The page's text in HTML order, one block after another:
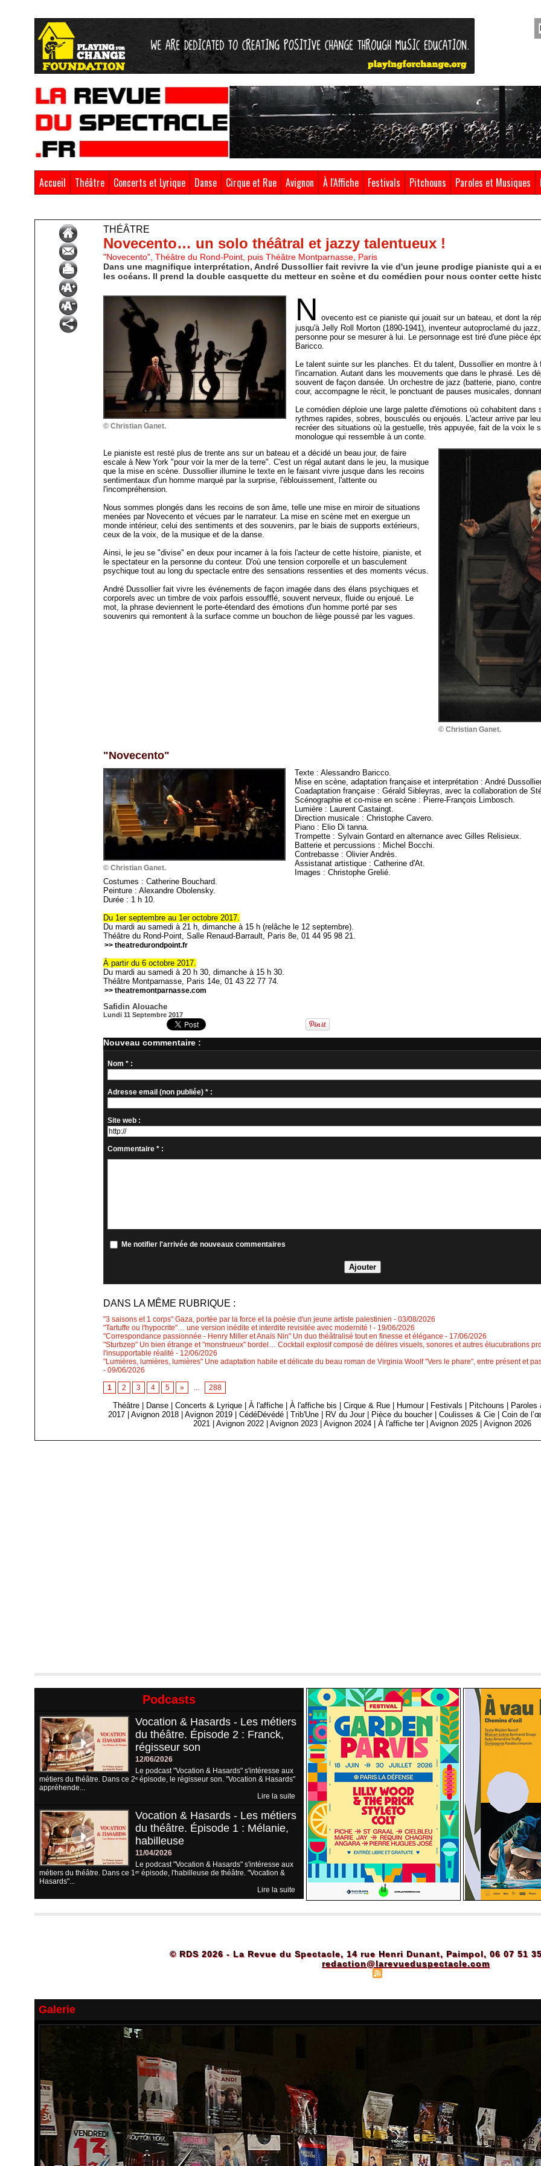
Accueil Théâtre Concerts et Lyrique Danse Cirque et Rue Avignon À l'Affiche Festivals Pitchouns Paroles et Musiques
THÉÂTRE
Novecento… un solo théâtral et jazzy talentueux !
"Novecento", Théâtre du Rond-Point, puis Théâtre Montparnasse, Paris
Dans une magnifique interprétation, André Dussollier fait revivre la vie d'un jeune prodige pianiste qui a
les océans. Il prend la double casquette du metteur en scène et du comédien pour nous conter cette
© Christian Ganet.
N
ovecento est ce pianiste qui jouait sur un bateau, et dont la
jusqu'à Jelly Roll Morton (1890-1941), inventeur autoproclamé du
personne pour se mesurer à lui. Le personnage est tiré d'une pièce
Baricco.
Le talent suinte sur les planches. Et du talent, Dussollier en montre
l'incarnation. Autant dans les mouvements que dans le phrasé. Les
souvent de façon dansée. Un orchestre de jazz (batterie, piano,
cour, accompagne le récit, le ponctuant de pauses musicales,
Le comédien déploie une large palette d'émotions où cohabitent dans
rythmes rapides, sobres, bousculés ou enjoués. L'acteur arrive par
recréer des situations où la gestuelle, très appuyée, fait de la voix le
monologue qui ressemble à un conte.
© Christian Ganet.
Le pianiste est resté plus de trente ans sur un bateau et a décidé un beau jour, de faire
escale à New York "pour voir la mer de la terre". C'est un régal autant dans le jeu, la musique
que la mise en scène. Dussollier illumine le texte en le faisant vivre jusque dans les recoins
sentimentaux d'un homme marqué par la surprise, l'éblouissement, l'attente ou
l'incompréhension.
Nous sommes plongés dans les recoins de son âme, telle une mise en miroir de situations
menées par Novecento et vécues par le narrateur. La mise en scène met en exergue un
monde intérieur, celui des sentiments et des souvenirs, par le biais de supports extérieurs,
ceux de la voix, de la musique et de la danse.
Ainsi, le jeu se "divise" en deux pour incarner à la fois l'acteur de cette histoire, pianiste, et
le spectateur en la personne du conteur. D'où une tension corporelle et un basculement
psychique tout au long du spectacle entre des sensations ressenties et des moments vécus.
André Dussollier fait vivre les événements de façon imagée dans des élans psychiques et
corporels avec un timbre de voix parfois essoufflé, souvent nerveux, fluide ou enjoué. Le
mot, la phrase deviennent le porte-étendard des émotions d'un homme porté par ses
souvenirs qui remontent à la surface comme un bouchon de liège poussé par les vagues.
"Novecento"
© Christian Ganet.
Texte : Alessandro Baricco.
Mise en scène, adaptation française et interprétation : André
Coadaptation française : Gérald Sibleyras, avec la collaboration de
Scénographie et co-mise en scène : Pierre-François Limbosch.
Lumière : Laurent Castaingt.
Direction musicale : Christophe Cavero.
Piano : Elio Di tanna.
Trompette : Sylvain Gontard en alternance avec Gilles Relisieux.
Batterie et percussions : Michel Bocchi.
Contrebasse : Olivier Andrès.
Assistanat artistique : Catherine d'At.
Images : Christophe Grelié.
Costumes : Catherine Bouchard.
Peinture : Alexandre Obolensky.
Durée : 1 h 10.
Du 1er septembre au 1er octobre 2017.
Du mardi au samedi à 21 h, dimanche à 15 h (relâche le 12 septembre).
Théâtre du Rond-Point, Salle Renaud-Barrault, Paris 8e, 01 44 95 98 21.
>> theatredurondpoint.fr
À partir du 6 octobre 2017.
Du mardi au samedi à 20 h 30, dimanche à 15 h 30.
Théâtre Montparnasse, Paris 14e, 01 43 22 77 74.
>> theatremontparnasse.com
Safidin Alouache
Lundi 11 Septembre 2017
Nouveau commentaire :
Nom * :
Adresse email (non publiée) * :
Site web :
Commentaire * :
Me notifier l'arrivée de nouveaux commentaires
DANS LA MÊME RUBRIQUE :
"3 saisons et 1 corps" Gaza, portée par la force et la poésie d'un jeune artiste palestinien - 03/08/2026
"Tartuffe ou l'hypocrite"… une version inédite et interdite revisitée avec modernité ! - 19/06/2026
"Correspondance passionnée - Henry Miller et Anaïs Nin" Un duo théâtralisé tout en finesse et élégance - 17/06/2026
"Sturbzep" Un bien étrange et "monstrueux" bordel… Cocktail explosif composé de délires visuels, sonores et autres élucubrations
l'insupportable réalité - 12/06/2026
"Lumières, lumières, lumières" Une adaptation habile et délicate du beau roman de Virginia Woolf "Vers le phare", entre présent et
- 09/06/2026
1 2 3 4 5 » ... 288
Théâtre Danse |Concerts & Lyrique |À l'affiche |À l'affiche bis |Cirque & Rue Humour Festivals Pitchouns Paroles
2017
|Avignon 2018 |Avignon 2019 |CédéDévédé |Trib'Une RV du Jour Pièce du boucher |Coulisses & Cie |Coin de
2021
|Avignon 2022 |Avignon 2023 |Avignon 2024 |À l'affiche ter |Avignon 2025 |Avignon 2026
Podcasts
Vocation & Hasards - Les métiers
du théâtre. Épisode 2 : Franck,
régisseur son
12/06/2026
Le podcast "Vocation & Hasards" s'intéresse aux
métiers du théâtre. Dans ce 2ᵉ épisode, le régisseur son. "Vocation & Hasards"
appréhende...
Lire la suite
Vocation & Hasards - Les métiers
du théâtre. Épisode 1 : Mélanie,
habilleuse
11/04/2026
Le podcast "Vocation & Hasards" s'intéresse aux
métiers du théâtre. Dans ce 1ᵉʳ épisode, l'habilleuse de théâtre. "Vocation &
Hasards"...
Lire la suite
© RDS 2026 - La Revue du Spectacle, 14 rue Henri Dunant, Paimpol, 06 07 51
redaction@larevueduspectacle.com
Galerie